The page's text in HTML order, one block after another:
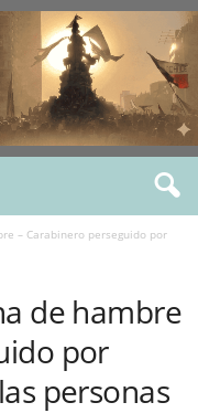
– Carabinero perseguido por
de hambre
por
personas